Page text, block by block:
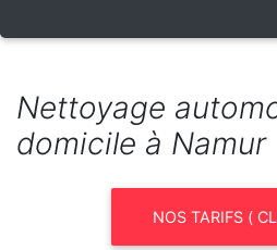
Nettoyage
domicile à Namur
NOS TARIFS (